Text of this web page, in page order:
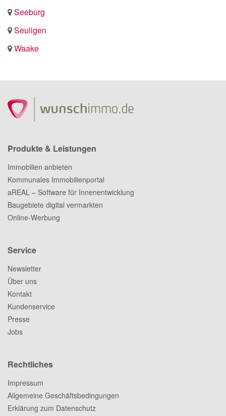
Seeburg
Seuligen
Waake
Produkte & Leistungen
Immobilien anbieten
Kommunales Immobilienportal
aREAL – Software für Innenentwicklung
Baugebiete digital vermarkten
Online-Werbung
Service
Newsletter
Über uns
Kontakt
Kundenservice
Presse
Jobs
Rechtliches
Impressum
Allgemeine Geschäftsbedingungen
Erklärung zum Datenschutz